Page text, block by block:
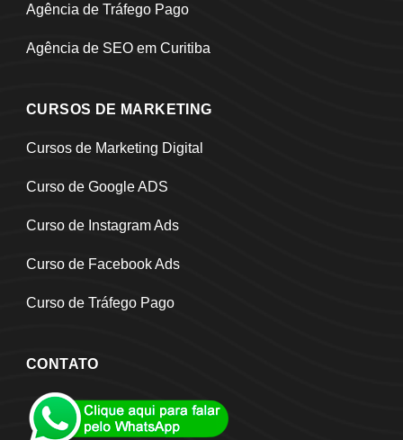
Agência de Tráfego Pago
Agência de SEO em Curitiba
CURSOS DE MARKETING
Cursos de Marketing Digital
Curso de Google ADS
Curso de Instagram Ads
Curso de Facebook Ads
Curso de Tráfego Pago
CONTATO